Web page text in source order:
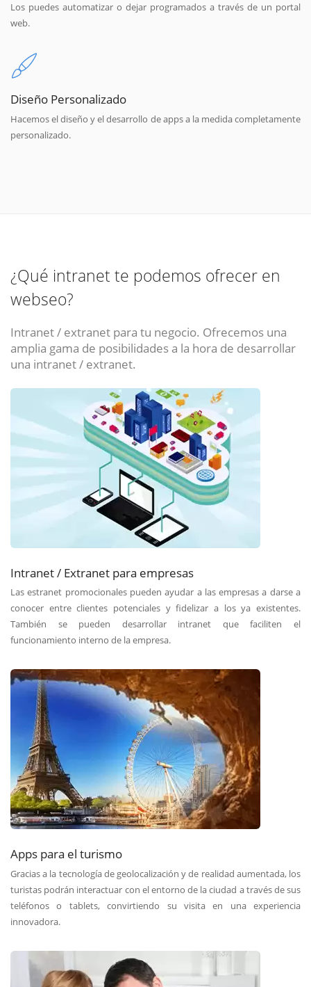
Los puedes automatizar o dejar programados a través de un portal
web.
Diseño Personalizado
Hacemos el diseño y el desarrollo de apps a la medida completamente
personalizado.
¿Qué intranet te podemos ofrecer en
webseo?
Intranet / extranet para tu negocio. Ofrecemos una
amplia gama de posibilidades a la hora de desarrollar
una intranet / extranet.
Intranet / Extranet para empresas
Las estranet promocionales pueden ayudar a las empresas a darse a
conocer entre clientes potenciales y fidelizar a los ya existentes.
También se pueden desarrollar intranet que faciliten el
funcionamiento interno de la empresa.
Apps para el turismo
Gracias a la tecnología de geolocalización y de realidad aumentada, los
turistas podrán interactuar con el entorno de la ciudad a través de sus
teléfonos o tablets, convirtiendo su visita en una experiencia
innovadora.